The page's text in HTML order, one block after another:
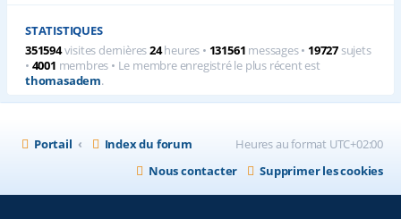
STATISTIQUES
351594visites dernières24heures • 131561 messages • 19727 sujets
• 4001 membres • Le membre enregistré le plus récent est
thomasadem.
Portail Index du forum Heures au format UTC+02:00
Supprimer les cookies
Nous contacter